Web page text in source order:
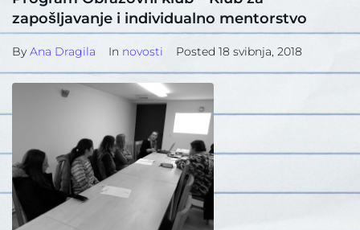
zapošljavanje i individualno mentorstvo
By Ana Dragila In novosti Posted 18 svibnja, 2018